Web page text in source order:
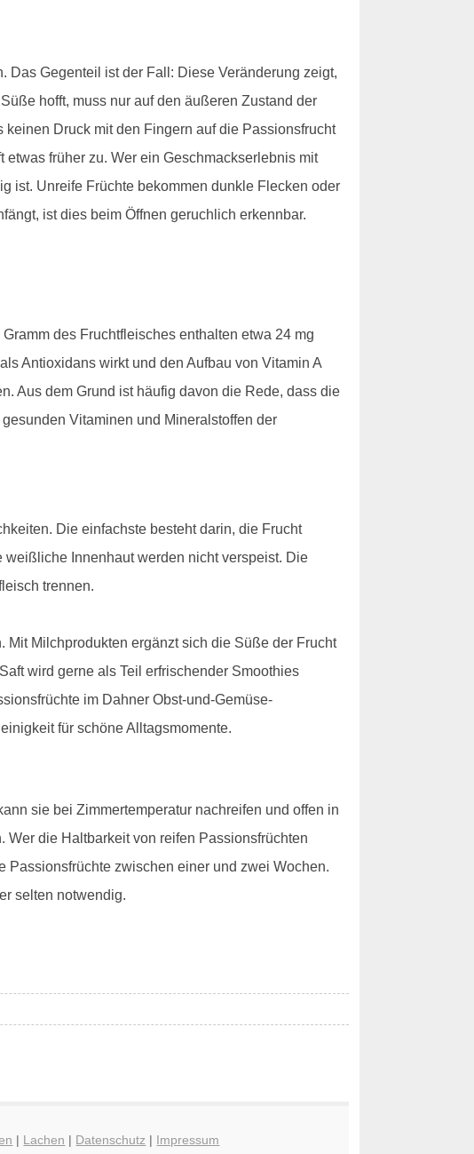
Das Gegenteil ist der Fall: Diese Veränderung zeigt,
hofft, muss nur auf den äußeren Zustand der
Druck mit den Fingern auf die Passionsfrucht
früher zu. Wer ein Geschmackserlebnis mit
ist. Unreife Früchte bekommen dunkle Flecken oder
ist dies beim Öffnen geruchlich erkennbar.
des Fruchtfleisches enthalten etwa 24 mg
Antioxidans wirkt und den Aufbau von Vitamin A
Aus dem Grund ist häufig davon die Rede, dass die
Vitaminen und Mineralstoffen der
Die einfachste besteht darin, die Frucht
Innenhaut werden nicht verspeist. Die
trennen.
Milchprodukten ergänzt sich die Süße der Frucht
wird gerne als Teil erfrischender Smoothies
im Dahner Obst-und-Gemüse-
für schöne Alltagsmomente.
sie bei Zimmertemperatur nachreifen und offen in
die Haltbarkeit von reifen Passionsfrüchten
Passionsfrüchte zwischen einer und zwei Wochen.
selten notwendig.
| Lachen | Datenschutz | Impressum